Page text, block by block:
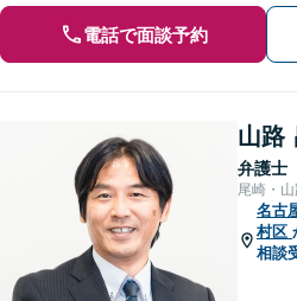
電話で面談予約
山路
弁護士
尾崎・
名古
村区
相談